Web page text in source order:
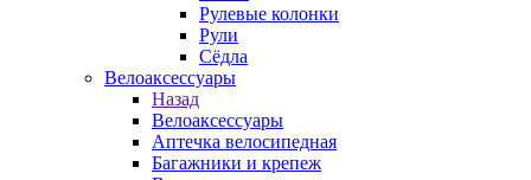
Рулевые колонки
Рули
Сёдла
Велоаксессуары
Назад
Велоаксессуары
Аптечка велосипедная
Багажники и крепеж